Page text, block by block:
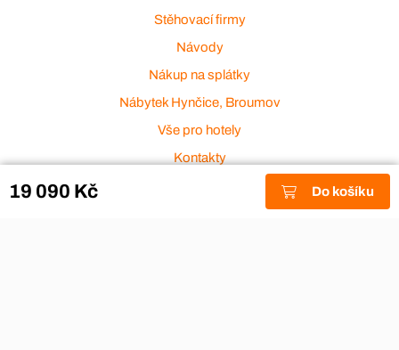
19 090 Kč Do košíku
Stěhovací firmy
Návody
Nákup na splátky
Nábytek Hynčice, Broumov
Vše pro hotely
Kontakty
Přijímáme platební karty